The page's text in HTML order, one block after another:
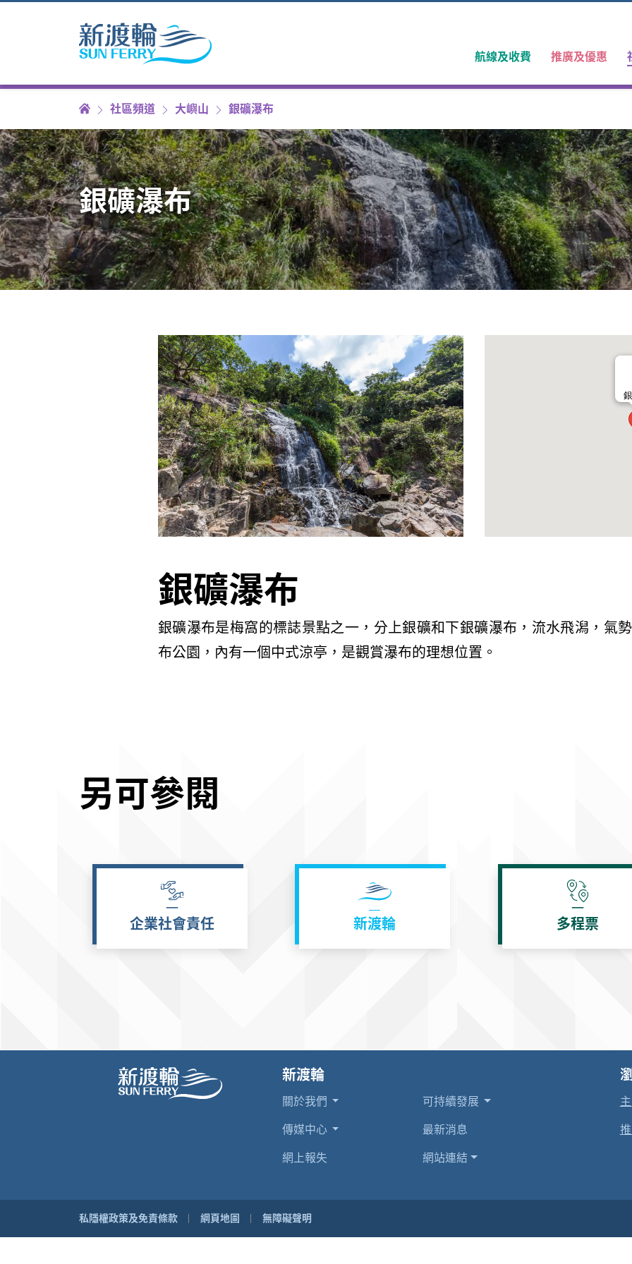
航線及收費 推廣及優惠
社區頻道 大嶼山 銀礦瀑布
銀礦瀑布
銀礦瀑布
銀礦瀑布是梅窩的標誌景點之一，分上銀礦和下銀礦瀑布，流水飛潟，氣
布公園，內有一個中式涼亭，是觀賞瀑布的理想位置。
另可參閱
企業社會責任 新渡輪 多程票
新渡輪
關於我們
可持續發展
傳媒中心
最新消息
網上報失
網站連結
私隱權政策及免責條款 網頁地圖 無障礙聲明